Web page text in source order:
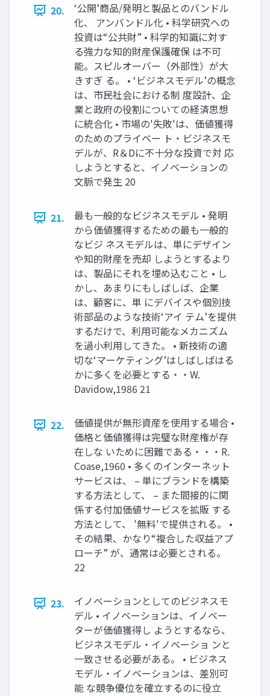
20.
‘公開’商品/発明と製品とのバンドル
化、 アンバンドル化 • 科学研究への
投資は“公共財” • 科学的知識に対す
る強力な知的財産保護確保 は不可
能。スピルオーバー（外部性）が大
きすぎ る。 • ‘ビジネスモデル’の概念
は、市民社会における制 度設計、企
業と政府の役割についての経済思想
に統合化 • 市場の'失敗'は、価値獲得
のためのプライベー ト・ビジネスモ
デルが、R＆Dに不十分な投資で対 応
しようとすると、イノベーションの
文脈で発生 20
21.
最も一般的なビジネスモデル • 発明
から価値獲得するための最も一般的
なビジ ネスモデルは、単にデザイン
や知的財産を売却 しようとするより
は、製品にそれを埋め込むこと • し
かし、あまりにもしばしば、企業
は、顧客に、単 にデバイスや個別技
術部品のような技術‘アイ テム’を提供
するだけで、利用可能なメカニズム
を過小利用してきた。 • 新技術の適
切な‘マーケティング’はしばしばはる
かに多くを必要とする・・W.
Davidow,1986 21
22.
価値提供が無形資産を使用する場合 •
価格と価値獲得は完璧な財産権が存
在しな いために困難である・・・R.
Coase,1960 • 多くのインターネット
サービスは、 – 単にブランドを構築
する方法として、 – また間接的に関
係する付加価値サービスを拡販 する
方法として、 '無料'で提供される。 •
その結果、かなり“複合した収益アプ
ローチ” が、通常は必要とされる。
22
23.
イノベーションとしてのビジネスモ
デル • イノベーションは、イノベー
ターが価値獲得し ようとするなら、
ビジネスモデル・イノベーショ ンと
一致させる必要がある。 • ビジネス
モデル・イノベーションは、差別可
能 な競争優位を確立するのに役立